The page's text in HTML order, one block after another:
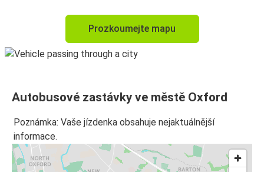
Prozkoumejte mapu
Autobusové zastávky ve městě Oxford
Poznámka: Vaše jízdenka obsahuje nejaktuálnější
informace.